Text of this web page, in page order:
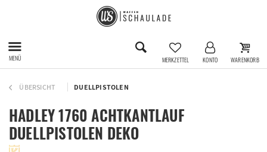
MENÜ MERKZETTEL KONTO WARENKORB
ÜBERSICHT DUELLPISTOLEN
HADLEY 1760 ACHTKANTLAUF
DUELLPISTOLEN DEKO